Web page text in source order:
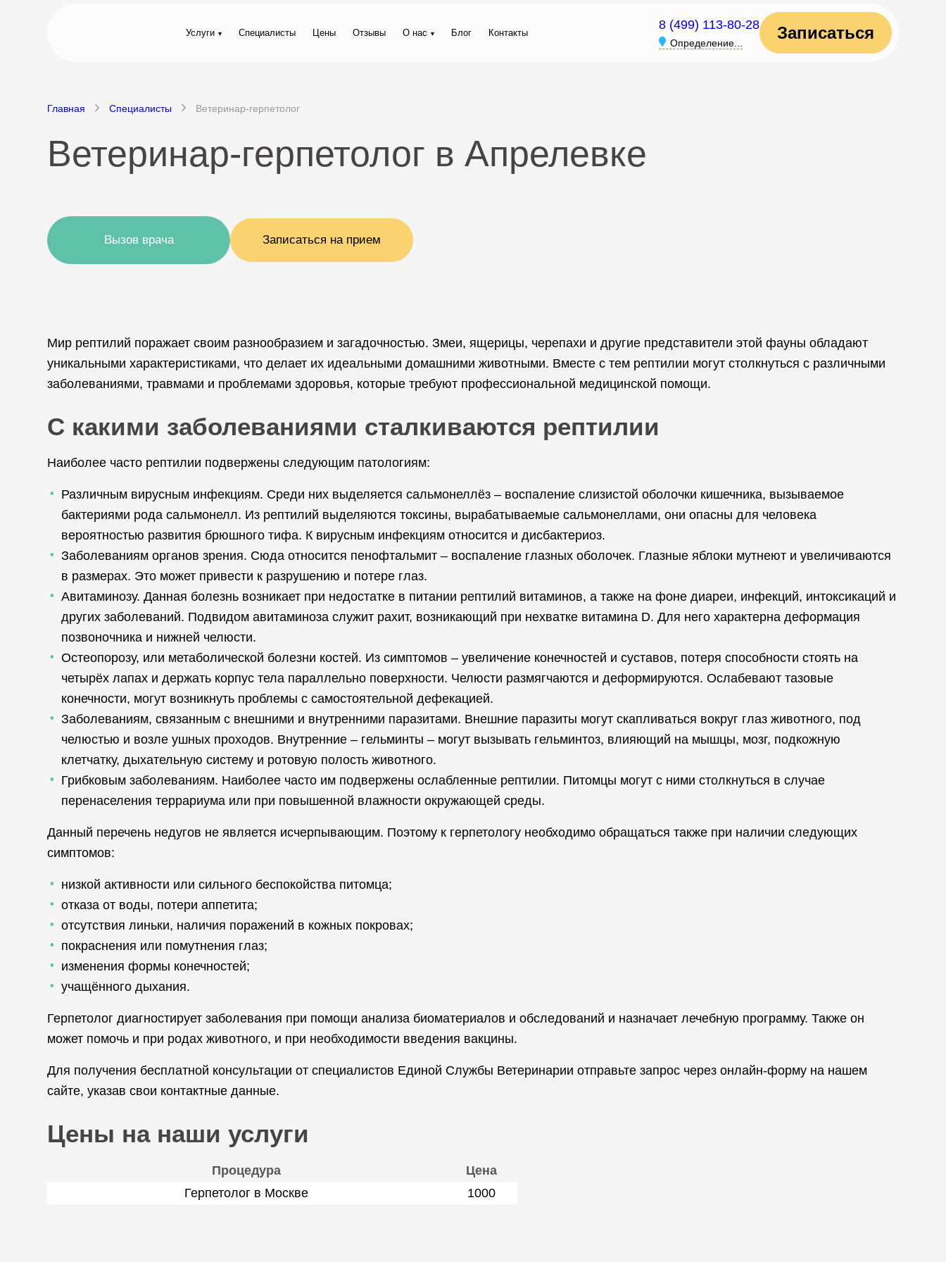
Услуги Специалисты Цены Отзывы О нас Блог Контакты
8 (499) 113-80-28
Определение...
Записаться
Главная Специалисты Ветеринар-герпетолог
Ветеринар-герпетолог в Апрелевке
Вызов врача Записаться на прием
Мир рептилий поражает своим разнообразием и загадочностью. Змеи, ящерицы, черепахи и другие представители этой фауны обладают
уникальными характеристиками, что делает их идеальными домашними животными. Вместе с тем рептилии могут столкнуться с различными
заболеваниями, травмами и проблемами здоровья, которые требуют профессиональной медицинской помощи.
С какими заболеваниями сталкиваются рептилии
Наиболее часто рептилии подвержены следующим патологиям:
Различным вирусным инфекциям. Среди них выделяется сальмонеллёз – воспаление слизистой оболочки кишечника, вызываемое
бактериями рода сальмонелл. Из рептилий выделяются токсины, вырабатываемые сальмонеллами, они опасны для человека
вероятностью развития брюшного тифа. К вирусным инфекциям относится и дисбактериоз.
Заболеваниям органов зрения. Сюда относится пенофтальмит – воспаление глазных оболочек. Глазные яблоки мутнеют и увеличиваются
в размерах. Это может привести к разрушению и потере глаз.
Авитаминозу. Данная болезнь возникает при недостатке в питании рептилий витаминов, а также на фоне диареи, инфекций, интоксикаций и
других заболеваний. Подвидом авитаминоза служит рахит, возникающий при нехватке витамина D. Для него характерна деформация
позвоночника и нижней челюсти.
Остеопорозу, или метаболической болезни костей. Из симптомов – увеличение конечностей и суставов, потеря способности стоять на
четырёх лапах и держать корпус тела параллельно поверхности. Челюсти размягчаются и деформируются. Ослабевают тазовые
конечности, могут возникнуть проблемы с самостоятельной дефекацией.
Заболеваниям, связанным с внешними и внутренними паразитами. Внешние паразиты могут скапливаться вокруг глаз животного, под
челюстью и возле ушных проходов. Внутренние – гельминты – могут вызывать гельминтоз, влияющий на мышцы, мозг, подкожную
клетчатку, дыхательную систему и ротовую полость животного.
Грибковым заболеваниям. Наиболее часто им подвержены ослабленные рептилии. Питомцы могут с ними столкнуться в случае
перенаселения террариума или при повышенной влажности окружающей среды.
Данный перечень недугов не является исчерпывающим. Поэтому к герпетологу необходимо обращаться также при наличии следующих
симптомов:
низкой активности или сильного беспокойства питомца;
отказа от воды, потери аппетита;
отсутствия линьки, наличия поражений в кожных покровах;
покраснения или помутнения глаз;
изменения формы конечностей;
учащённого дыхания.
Герпетолог диагностирует заболевания при помощи анализа биоматериалов и обследований и назначает лечебную программу. Также он
может помочь и при родах животного, и при необходимости введения вакцины.
Для получения бесплатной консультации от специалистов Единой Службы Ветеринарии отправьте запрос через онлайн-форму на нашем
сайте, указав свои контактные данные.
Цены на наши услуги
Процедура
Цена
Герпетолог в Москве
1000